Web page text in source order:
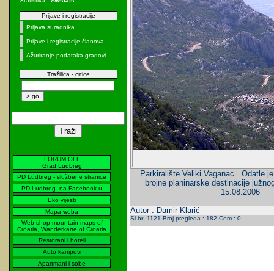
Prijave i registracije
Prijava suradnika
Prijave i registracije članova
Ažuriranje podataka gradovi
Tražilica - crtice
FORUM OFF
Grad Ludbreg
PD Ludbreg - službene stranice
PD Ludbreg- na Facebook-u
Eko vijesti
Mapa weba
Web shop mountain maps of
Croatia, Wanderkarte of Croatia
Restorani i hoteli
Auto kampovi
Apartmani i sobe
Parkiralište Veliki Vaganac . Odatle
brojne planinarske destinacije
15.08.2006
Autor : Damir Klarić
Sl.br: 1121 Broj pregleda : 182 Com : 0